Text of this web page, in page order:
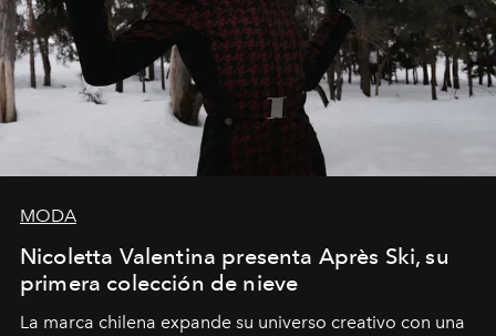
MODA
Nicoletta Valentina presenta Après Ski, su
primera colección de nieve
La marca chilena expande su universo creativo con una